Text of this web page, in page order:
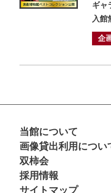
ギャ
入館
企
当館について
画像貸出利用につい
双柿会
採用情報
サイトマップ